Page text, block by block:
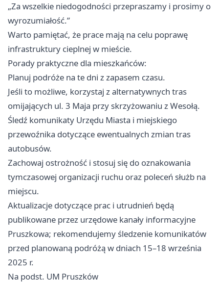
„Za wszelkie niedogodności przepraszamy i prosimy o
wyrozumiałość.”
Warto pamiętać, że prace mają na celu poprawę
infrastruktury cieplnej w mieście.
Porady praktyczne dla mieszkańców:
Planuj podróże na te dni z zapasem czasu.
Jeśli to możliwe, korzystaj z alternatywnych tras
omijających ul. 3 Maja przy skrzyżowaniu z Wesołą.
Śledź komunikaty Urzędu Miasta i miejskiego
przewoźnika dotyczące ewentualnych zmian tras
autobusów.
Zachowaj ostrożność i stosuj się do oznakowania
tymczasowej organizacji ruchu oraz poleceń służb na
miejscu.
Aktualizacje dotyczące prac i utrudnień będą
publikowane przez urzędowe kanały informacyjne
Pruszkowa; rekomendujemy śledzenie komunikatów
przed planowaną podróżą w dniach 15–18 września
2025 r.
Na podst. UM Pruszków